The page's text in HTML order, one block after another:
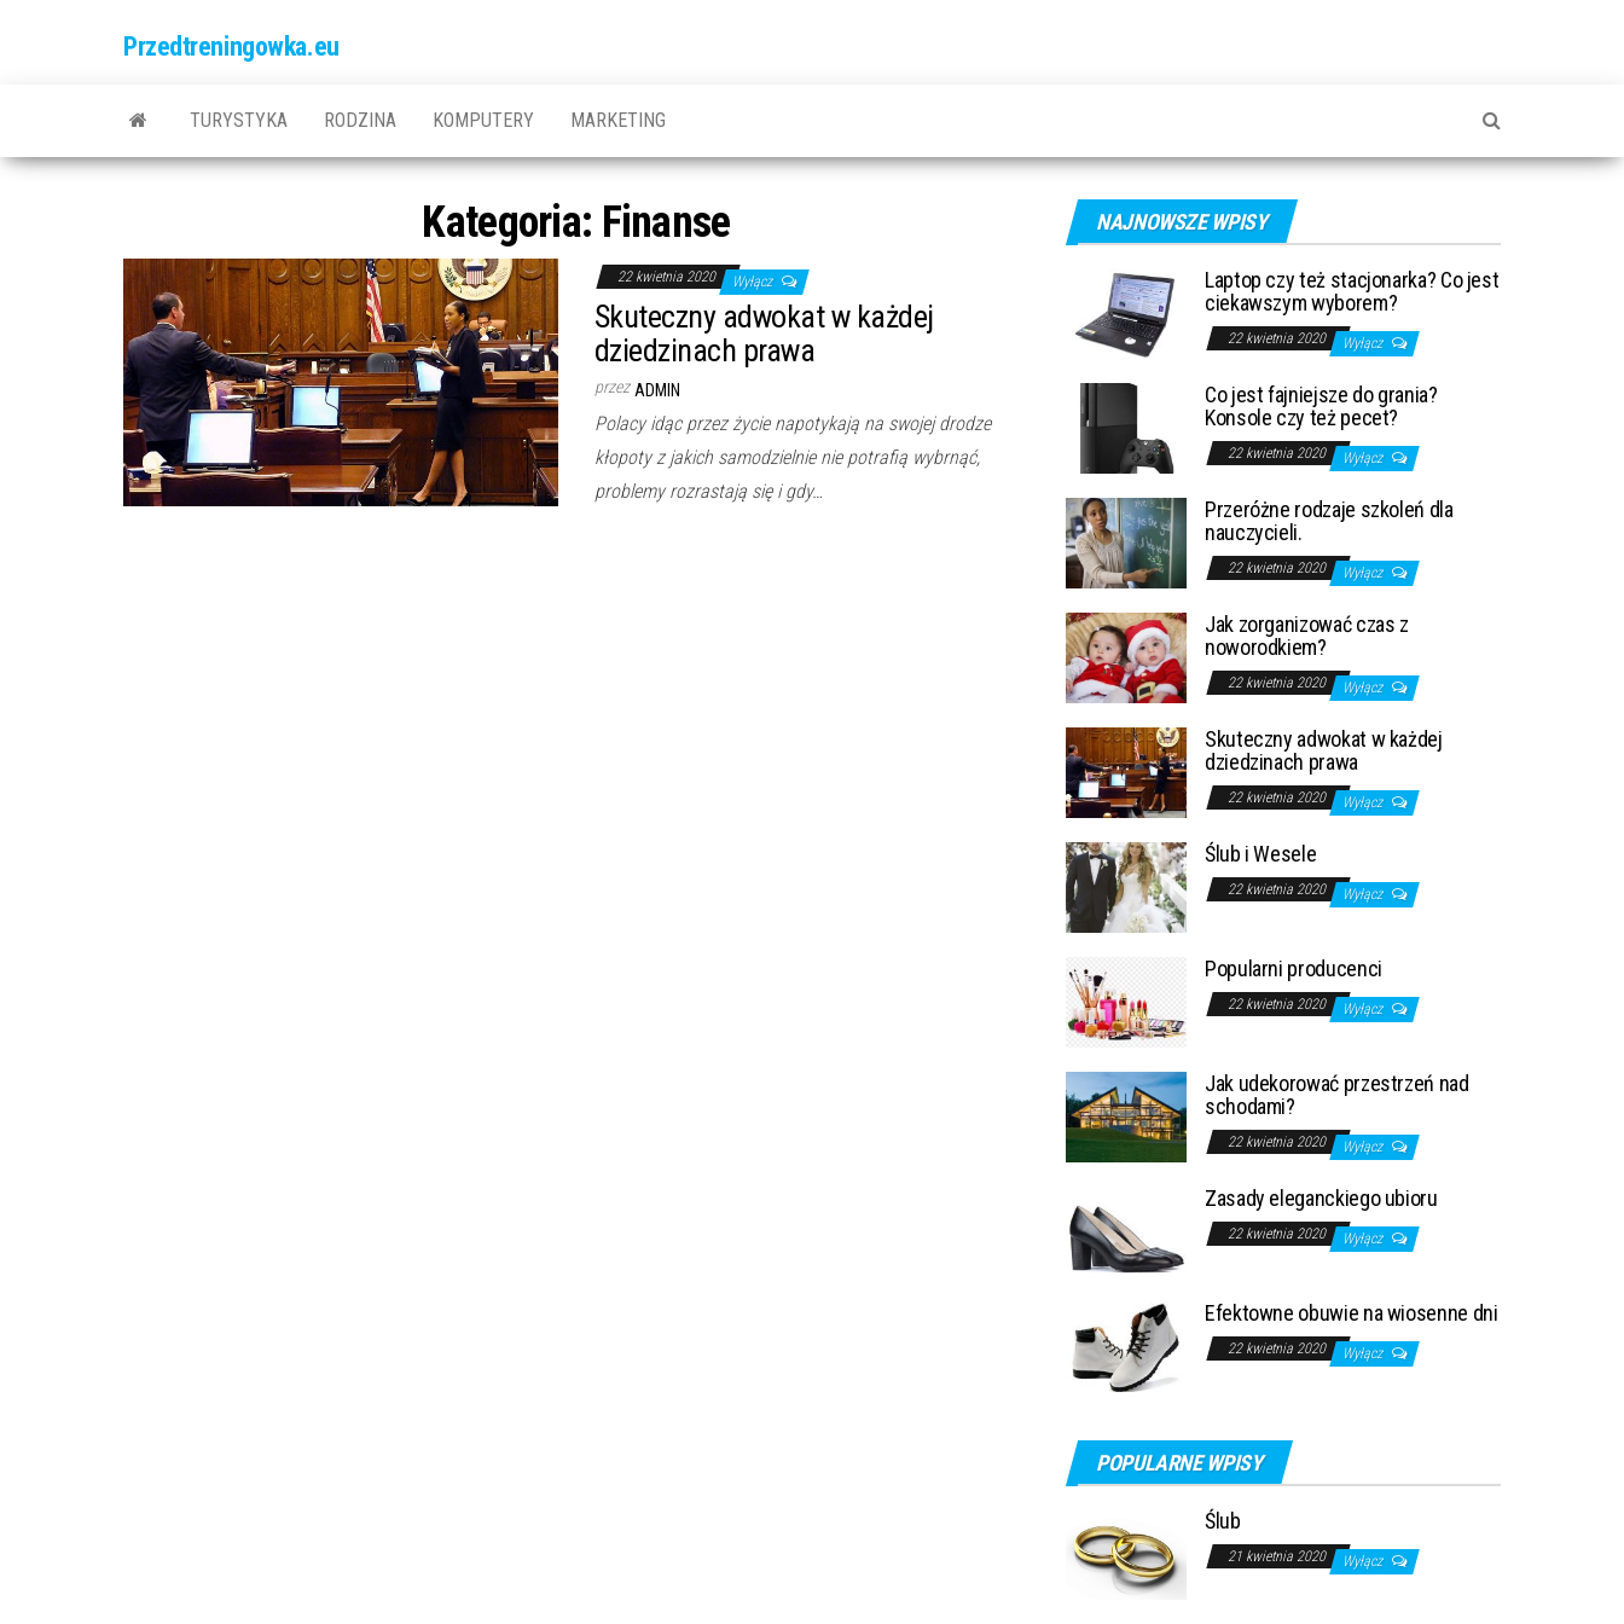
Przedtreningowka.eu
TURYSTYKA RODZINA KOMPUTERY MARKETING
Kategoria: Finanse
22 kwietnia 2020 Wyłącz
Skuteczny adwokat w każdej
dziedzinach prawa
przez ADMIN
Polacy idąc przez życie napotykają na swojej drodze
kłopoty z jakich samodzielnie nie potrafią wybrnąć,
problemy rozrastają się i gdy…
NAJNOWSZE WPISY
Laptop czy też stacjonarka? Co jest
ciekawszym wyborem?
22 kwietnia 2020 Wyłącz
Co jest fajniejsze do grania?
Konsole czy też pecet?
22 kwietnia 2020 Wyłącz
Przeróżne rodzaje szkoleń dla
nauczycieli.
22 kwietnia 2020 Wyłącz
Jak zorganizować czas z
noworodkiem?
22 kwietnia 2020 Wyłącz
Skuteczny adwokat w każdej
dziedzinach prawa
22 kwietnia 2020 Wyłącz
Ślub i Wesele
22 kwietnia 2020 Wyłącz
Popularni producenci
22 kwietnia 2020 Wyłącz
Jak udekorować przestrzeń nad
schodami?
22 kwietnia 2020 Wyłącz
Zasady eleganckiego ubioru
22 kwietnia 2020 Wyłącz
Efektowne obuwie na wiosenne dni
22 kwietnia 2020 Wyłącz
POPULARNE WPISY
Ślub
21 kwietnia 2020 Wyłącz